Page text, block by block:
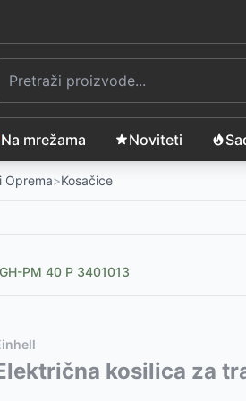
Na mrežama Noviteti
Oprema>Kosačice
PM 40 P 3401013
Fuse 3740 E-2BCB-38999
proizvode: kosilica za